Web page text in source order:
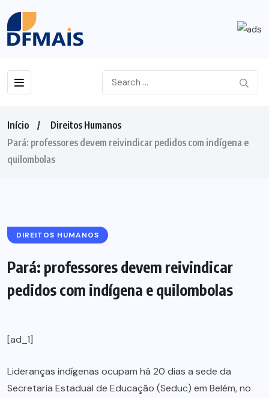
Início
Direitos Humanos
Pará: professores devem reivindicar pedidos com indígena e
quilombolas
DIREITOS HUMANOS
Pará: professores devem reivindicar
pedidos com indígena e quilombolas
[ad_1]
Lideranças indígenas ocupam há 20 dias a sede da
Secretaria Estadual de Educação (Seduc) em Belém, no